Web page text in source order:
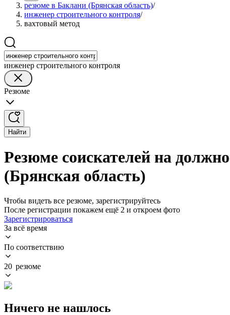
резюме в Баклани (Брянская область)/
инженер строительного контроля/
вахтовый метод
инженер строительного контроля
Резюме
Найти
Резюме соискателей на
(Брянская область)
Чтобы видеть все резюме, зарегистрируйтесь
После регистрации покажем ещё 2 и откроем фото
Зарегистрироваться
За всё время
По соответствию
20 резюме
Ничего не нашлось